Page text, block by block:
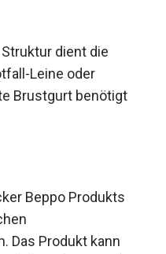
dient die
Leine oder
Brustgurt benötigt
Beppo Produkts
Das Produkt kann